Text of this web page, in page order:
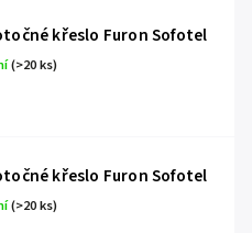
křeslo Furon Sofotel
(>20 ks)
křeslo Furon Sofotel
(>20 ks)